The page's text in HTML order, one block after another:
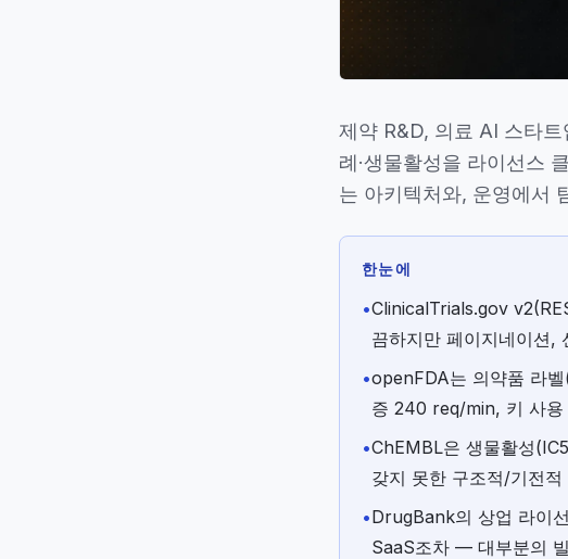
제약 R&D, 의료 AI 스타
례·생물활성을 라이선스
는 아키텍처와, 운영에서
한눈에
•ClinicalTrials.gov
끔하지만 페이지네이션,
•openFDA는 의약품 라
증 240 req/min, 키 사용
•ChEMBL은 생물활성
갖지 못한 구조적/기전적
•DrugBank의 상업 라이
SaaS조차 — 대부분의